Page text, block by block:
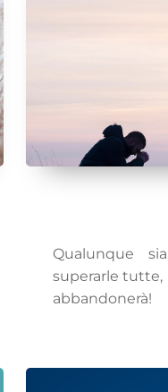
Qualunque
superarle tutte,
abbandonerà!